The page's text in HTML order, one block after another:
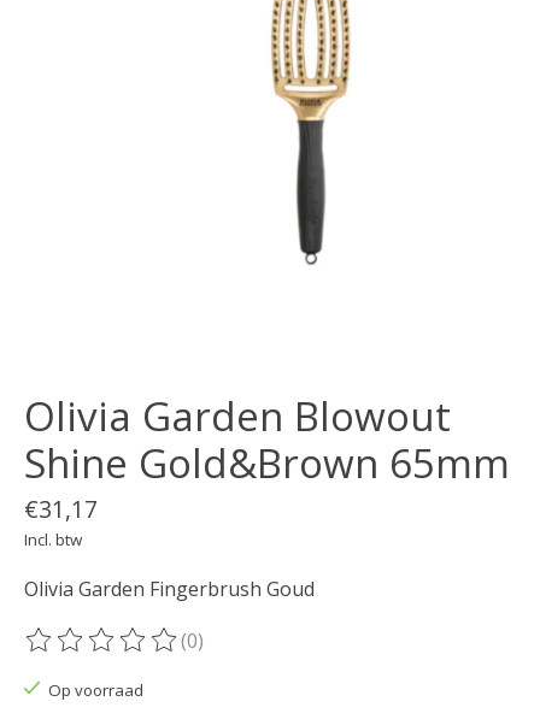
Olivia Garden Blowout
Shine Gold&Brown 65mm
€31,17
Incl. btw
Olivia Garden Fingerbrush Goud
De beoordeling van dit product is
(0)
Op voorraad